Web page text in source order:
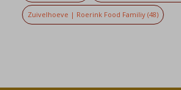
Zuivelhoeve | Roerink Food Familiy(48)